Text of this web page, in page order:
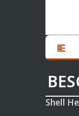
Shell